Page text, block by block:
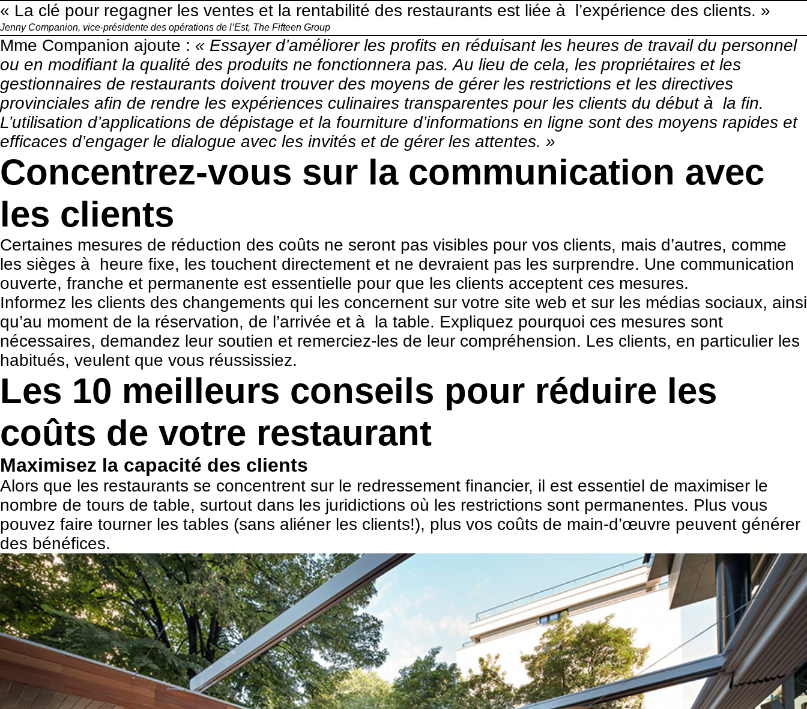
« La clé pour regagner les ventes et la rentabilité des restaurants est liée à l’expérience des clients. »
Jenny Companion, vice-présidente des opérations de l’Est, The Fifteen Group
Mme Companion ajoute : « Essayer d’améliorer les profits en réduisant les heures de travail du personnel
ou en modifiant la qualité des produits ne fonctionnera pas. Au lieu de cela, les propriétaires et les
gestionnaires de restaurants doivent trouver des moyens de gérer les restrictions et les directives
provinciales afin de rendre les expériences culinaires transparentes pour les clients du début à la fin.
L’utilisation d’applications de dépistage et la fourniture d’informations en ligne sont des moyens rapides et
efficaces d’engager le dialogue avec les invités et de gérer les attentes. »
Concentrez-vous sur la communication avec
les clients
Certaines mesures de réduction des coûts ne seront pas visibles pour vos clients, mais d’autres, comme
les sièges à heure fixe, les touchent directement et ne devraient pas les surprendre. Une communication
ouverte, franche et permanente est essentielle pour que les clients acceptent ces mesures.
Informez les clients des changements qui les concernent sur votre site web et sur les médias sociaux, ainsi
qu’au moment de la réservation, de l’arrivée et à la table. Expliquez pourquoi ces mesures sont
nécessaires, demandez leur soutien et remerciez-les de leur compréhension. Les clients, en particulier les
habitués, veulent que vous réussissiez.
Les 10 meilleurs conseils pour réduire les
coûts de votre restaurant
Maximisez la capacité des clients
Alors que les restaurants se concentrent sur le redressement financier, il est essentiel de maximiser le
nombre de tours de table, surtout dans les juridictions où les restrictions sont permanentes. Plus vous
pouvez faire tourner les tables (sans aliéner les clients!), plus vos coûts de main-d’œuvre peuvent générer
des bénéfices.